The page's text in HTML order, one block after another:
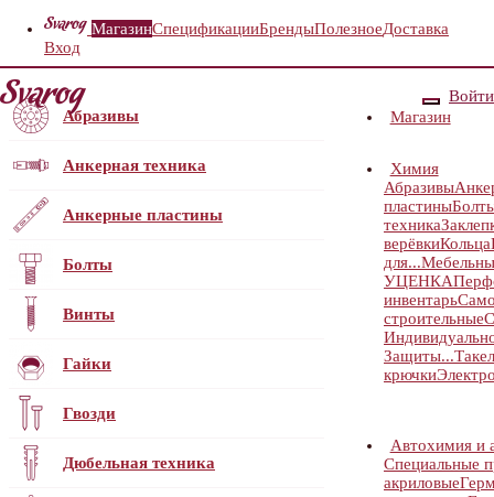
МагазинСпецификацииБрендыПолезноеДоставка
Вход
Войти
Абразивы
Анкерная техника
Анкерные пластины
Болты
Винты
Гайки
Гвозди
Дюбельная техника
Магазин
Химия
Абразивы
пластины
техника
верёвкиКольца
для...
УЦЕНКА
инвентарь
строительные
Защиты...
крючки
Автохимия и
акриловые